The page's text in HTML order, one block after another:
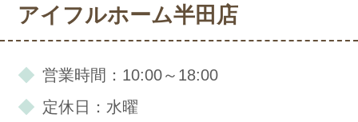
アイフルホーム半田店
営業時間：10:00～18:00
定休日：水曜